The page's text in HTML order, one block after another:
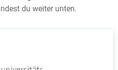
du weiter unten.